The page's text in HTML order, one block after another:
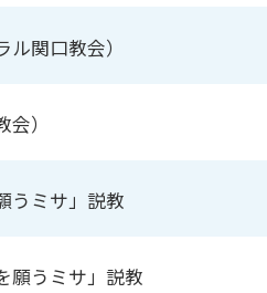
関口教会）
）
うミサ」説教
願うミサ」説教